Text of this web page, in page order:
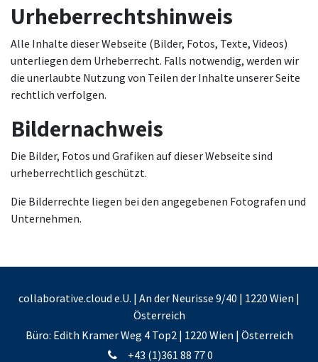
Urheberrechtshinweis
Alle Inhalte dieser Webseite (Bilder, Fotos, Texte, Videos)
unterliegen dem Urheberrecht. Falls notwendig, werden wir
die unerlaubte Nutzung von Teilen der Inhalte unserer Seite
rechtlich verfolgen.
Bildernachweis
Die Bilder, Fotos und Grafiken auf dieser Webseite sind
urheberrechtlich geschützt.
Die Bilderrechte liegen bei den angegebenen Fotografen und
Unternehmen.
collaborative.cloud e.U. | An der Neurisse 9/40 | 1220 Wien |
Österreich
Büro: Edith Kramer Weg 4 Top2 | 1220 Wien | Österreich
+43 (1)361 88 77 0